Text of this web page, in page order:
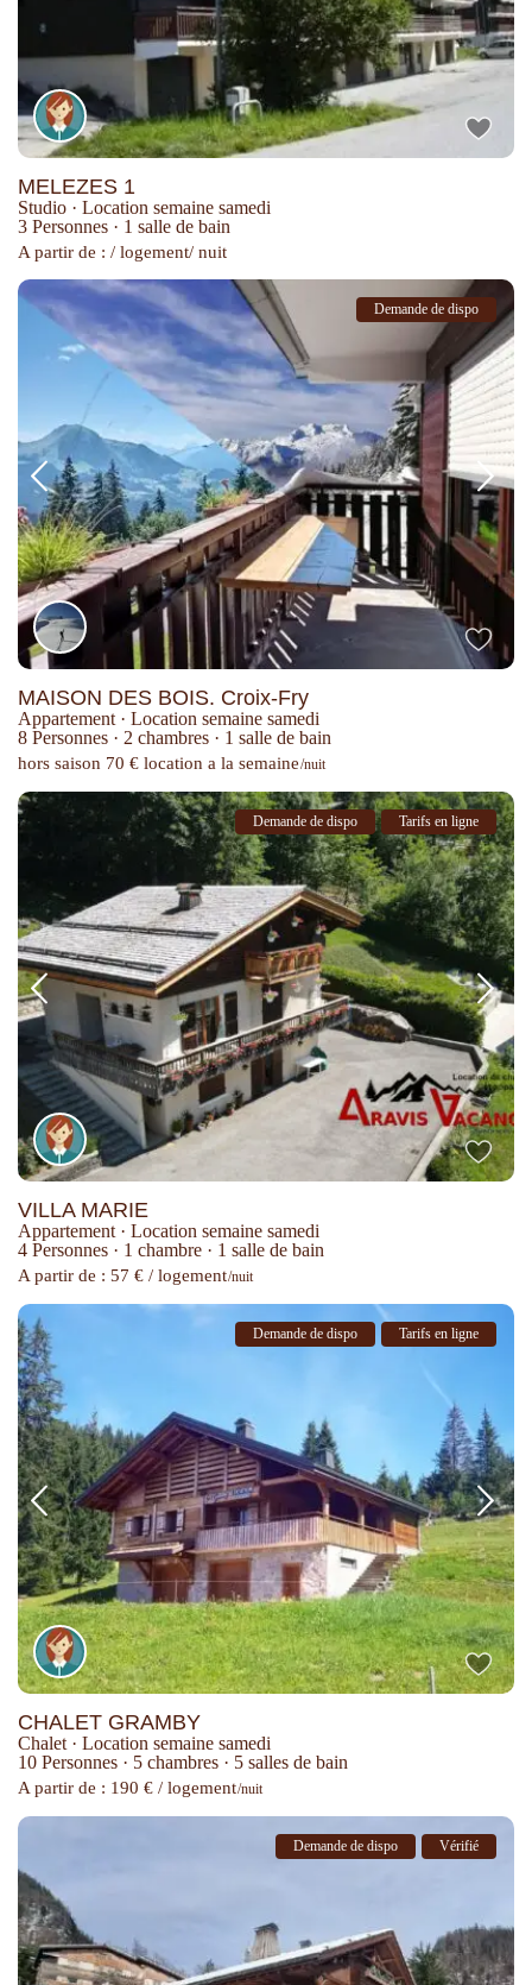
MELEZES 1
Studio · Location semaine samedi
3 Personnes · 1 salle de bain
A partir de : / logement/ nuit
Demande de dispo
MAISON DES BOIS. Croix-Fry
Appartement · Location semaine samedi
8 Personnes · 2 chambres · 1 salle de bain
hors saison 70 € location a la semaine/nuit
Demande de dispo Tarifs en ligne
VILLA MARIE
Appartement · Location semaine samedi
4 Personnes · 1 chambre · 1 salle de bain
A partir de : 57 € / logement/nuit
Demande de dispo Tarifs en ligne
CHALET GRAMBY
Chalet · Location semaine samedi
10 Personnes · 5 chambres · 5 salles de bain
A partir de : 190 € / logement/nuit
Demande de dispo Vérifié